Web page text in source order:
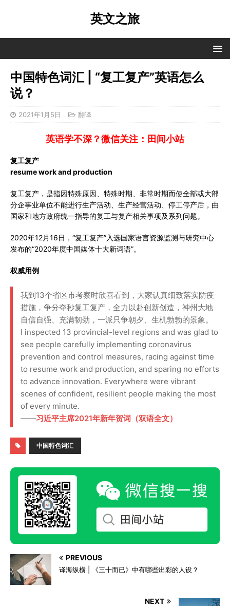
英文之旅
中国特色词汇 | “复工复产”英语怎么
说？
2021年1月5日 翻译
英语学不深？微信关注：田间小站
复工复产
resume work and production
复工复产，是指因特殊原因、特殊时期、非常时期而使全部或大部
分企事业单位不能进行生产活动、生产经营活动、停工停产后，由
国家和地方政府统一指导的复工与复产相关事项及系列问题。
2020年12月16日，“复工复产”入选国家语言资源监测与研究中心
发布的“2020年度中国媒体十大新词语”。
权威用例
我到13个省区市考察时欣喜看到，大家认真细致落实防疫
措施，争分夺秒复工复产，全力以赴创新创造，神州大地
自信自强、充满韧劲，一派只争朝夕、生机勃勃的景象。
I inspected 13 provincial-level regions and was glad to
see people carefully implementing coronavirus
prevention and control measures, racing against time
to resume work and production, and sparing no efforts
to advance innovation. Everywhere were vibrant
scenes of confident, resilient people making the most
of every minute.
——习近平主席2021年新年贺词（双语全文）
中国特色词汇
PREVIOUS
译海纵横 | 《三十而已》中有哪些出彩的人设？
NEXT